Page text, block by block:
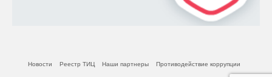
Новости Реестр ТИЦ Наши партнеры Противодействие коррупции